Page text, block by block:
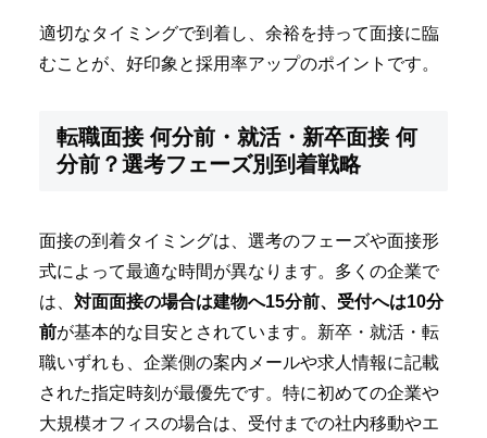
適切なタイミングで到着し、余裕を持って面接に臨
むことが、好印象と採用率アップのポイントです。
転職面接 何分前・就活・新卒面接 何
分前？選考フェーズ別到着戦略
面接の到着タイミングは、選考のフェーズや面接形
式によって最適な時間が異なります。多くの企業で
は、 対面面接の場合は建物へ15分前、受付へは10分
前が基本的な目安とされています。新卒・就活・転
職いずれも、企業側の案内メールや求人情報に記載
された指定時刻が最優先です。特に初めての企業や
大規模オフィスの場合は、受付までの社内移動やエ